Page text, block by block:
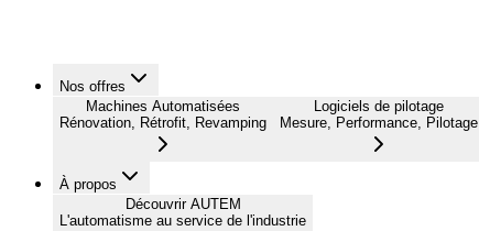
Nos offres
Machines Automatisées
Rénovation, Rétrofit, Revamping
Logiciels de pilotage
Mesure, Performance, Pilotage
À propos
Découvrir AUTEM
L'automatisme au service de l'industrie